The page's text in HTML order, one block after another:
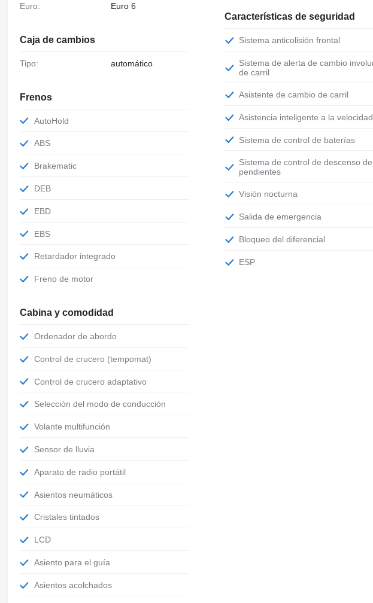
Euro: Euro 6
Caja de cambios
Tipo: automático
Frenos
AutoHold
ABS
Brakematic
DEB
EBD
EBS
Retardador integrado
Freno de motor
Cabina y comodidad
Ordenador de abordo
Control de crucero (tempomat)
Control de crucero adaptativo
Selección del modo de conducción
Volante multifunción
Sensor de lluvia
Aparato de radio portátil
Asientos neumáticos
Cristales tintados
LCD
Asiento para el guía
Asientos acolchados
Características de seguridad
Sistema anticolisión frontal
Sistema de alerta de cambio involuntario
de carril
Asistente de cambio de carril
Asistencia inteligente a la velocidad
Sistema de control de baterías
Sistema de control de descenso de
pendientes
Visión nocturna
Salida de emergencia
Bloqueo del diferencial
ESP